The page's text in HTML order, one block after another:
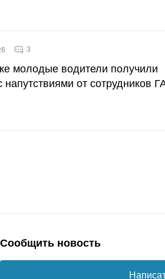
3
молодые водители получили
напутствиями от сотрудников
Сообщить новость